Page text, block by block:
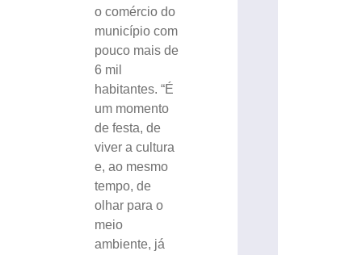
o comércio do
município com
pouco mais de
6 mil
habitantes. “É
um momento
de festa, de
viver a cultura
e, ao mesmo
tempo, de
olhar para o
meio
ambiente, já